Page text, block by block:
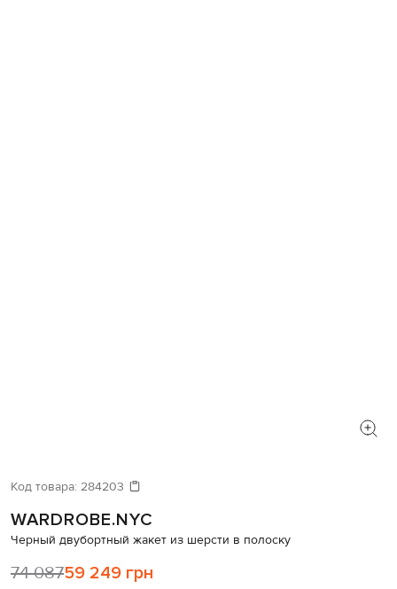
Код товара: 284203
WARDROBE.NYC
Черный двубортный жакет из шерсти в полоску
74 08759 249 грн